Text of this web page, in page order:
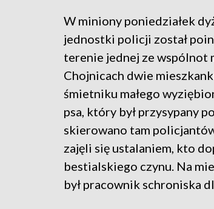
W miniony poniedziałek
jednostki policji został
terenie jednej ze wspólnot
Chojnicach dwie
śmietniku małego
psa, który był przysypany
skierowano tam
zajęli się ustalaniem, kto
bestialskiego czynu. Na
był pracownik schroniska